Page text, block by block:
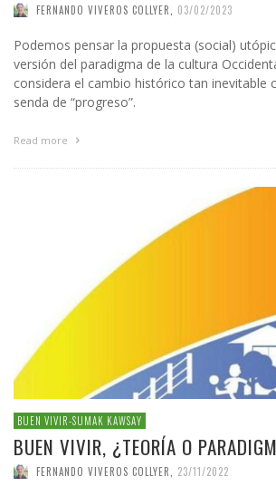
FERNANDO VIVEROS COLLYER 03/02/2023
Podemos pensar la propuesta (social)
versión del paradigma de la cultura
considera el cambio histórico tan inevitable
senda de “progreso”.
Read more
BUEN VIVIR-SUMAK KAWSAY
BUEN VIVIR, ¿TEORÍA O
FERNANDO VIVEROS COLLYER 23/11/2022